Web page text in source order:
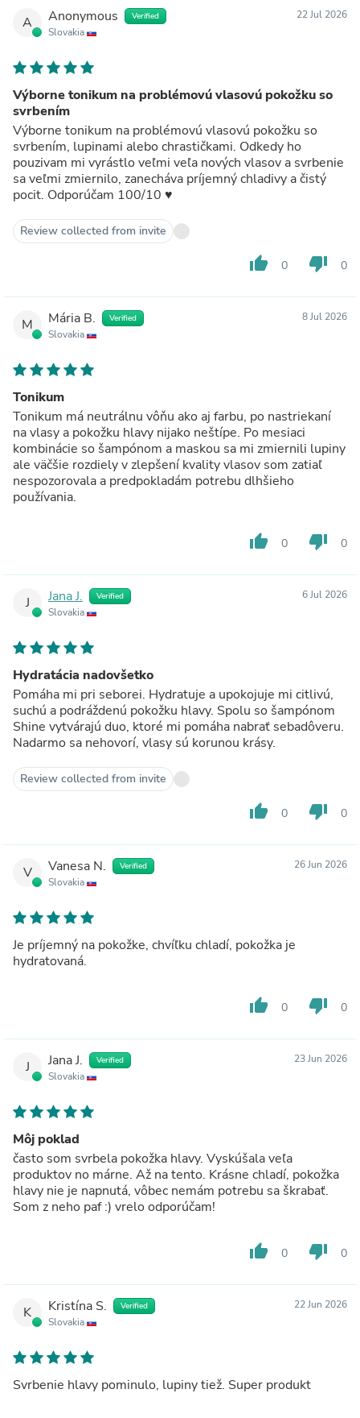
A Anonymous Verified
Slovakia
22 Jul 2026
Výborne tonikum na problémovú vlasovú pokožku so
svrbením
Výborne tonikum na problémovú vlasovú pokožku so
svrbením, lupinami alebo chrastičkami. Odkedy ho
pouzivam mi vyrástlo veľmi veľa nových vlasov a svrbenie
sa veľmi zmiernilo, zanecháva príjemný chladivy a čistý
pocit. Odporúčam 100/10 ♥️
Review collected from invite
thumb_up 0 thumb_down 0
M Mária B. Verified
Slovakia
8 Jul 2026
Tonikum
Tonikum má neutrálnu vôňu ako aj farbu, po nastriekaní
na vlasy a pokožku hlavy nijako neštípe. Po mesiaci
kombinácie so šampónom a maskou sa mi zmiernili lupiny
ale väčšie rozdiely v zlepšení kvality vlasov som zatiaľ
nespozorovala a predpokladám potrebu dlhšieho
používania.
thumb_up 0 thumb_down 0
J Jana J. Verified
Slovakia
6 Jul 2026
Hydratácia nadovšetko
Pomáha mi pri seborei. Hydratuje a upokojuje mi citlivú,
suchú a podráždenú pokožku hlavy. Spolu so šampónom
Shine vytvárajú duo, ktoré mi pomáha nabrať sebadôveru.
Nadarmo sa nehovorí, vlasy sú korunou krásy.
Review collected from invite
thumb_up 0 thumb_down 0
V Vanesa N. Verified
Slovakia
26 Jun 2026
Je príjemný na pokožke, chvíľku chladí, pokožka je
hydratovaná.
thumb_up 0 thumb_down 0
J Jana J. Verified
Slovakia
23 Jun 2026
Môj poklad
často som svrbela pokožka hlavy. Vyskúšala veľa
produktov no márne. Až na tento. Krásne chladí, pokožka
hlavy nie je napnutá, vôbec nemám potrebu sa škrabať.
Som z neho paf :) vrelo odporúčam!
thumb_up 0 thumb_down 0
K Kristína S. Verified
Slovakia
22 Jun 2026
Svrbenie hlavy pominulo, lupiny tiež. Super produkt